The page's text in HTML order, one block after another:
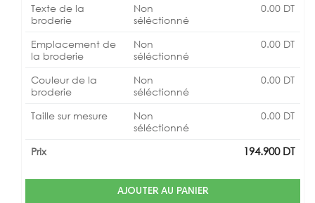
Texte de la
broderie
Non
séléctionné
0.00 DT
Emplacement de
la broderie
Non
séléctionné
0.00 DT
Couleur de la
broderie
Non
séléctionné
0.00 DT
Taille sur mesure
Non
séléctionné
0.00 DT
Prix 194.900DT
AJOUTER AU PANIER